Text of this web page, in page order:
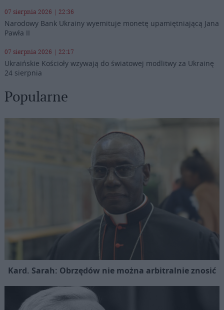
07 sierpnia 2026 | 22:36
Narodowy Bank Ukrainy wyemituje monetę upamiętniającą Jana
Pawła II
07 sierpnia 2026 | 22:17
Ukraińskie Kościoły wzywają do światowej modlitwy za Ukrainę
24 sierpnia
Popularne
Kard. Sarah: Obrzędów nie można arbitralnie znosić